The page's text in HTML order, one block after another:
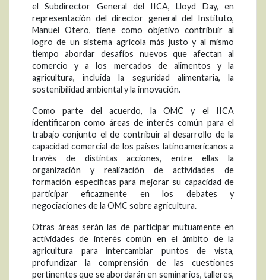
el Subdirector General del IICA, Lloyd Day, en
representación del director general del Instituto,
Manuel Otero, tiene como objetivo contribuir al
logro de un sistema agrícola más justo y al mismo
tiempo abordar desafíos nuevos que afectan al
comercio y a los mercados de alimentos y la
agricultura, incluida la seguridad alimentaria, la
sostenibilidad ambiental y la innovación.
Como parte del acuerdo, la OMC y el IICA
identificaron como áreas de interés común para el
trabajo conjunto el de contribuir al desarrollo de la
capacidad comercial de los países latinoamericanos a
través de distintas acciones, entre ellas la
organización y realización de actividades de
formación específicas para mejorar su capacidad de
participar eficazmente en los debates y
negociaciones de la OMC sobre agricultura.
Otras áreas serán las de participar mutuamente en
actividades de interés común en el ámbito de la
agricultura para intercambiar puntos de vista,
profundizar la comprensión de las cuestiones
pertinentes que se abordarán en seminarios, talleres,